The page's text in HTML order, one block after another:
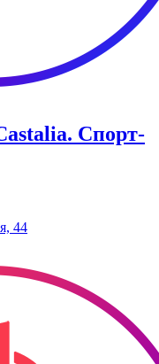
Спорт-
44